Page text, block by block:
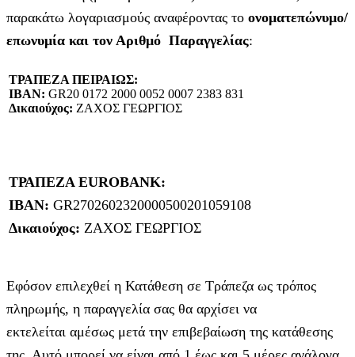
παρακάτω λογαριασμούς αναφέροντας το ονοματεπώνυμο/
επωνυμία και τον Αριθμό Παραγγελίας:
ΤΡΑΠΕΖΑ ΠΕΙΡΑΙΩΣ:
IBAN: GR20 0172 2000 0052 0007 2383 831
Δικαιούχος: ΖΑΧΟΣ ΓΕΩΡΓΙΟΣ
ΤΡΑΠΕΖΑ EUROBANK:
IBAN: GR2702602320000500201059108
Δικαιούχος: ΖΑΧΟΣ ΓΕΩΡΓΙΟΣ
Εφόσον επιλεχθεί η Κατάθεση σε Τράπεζα ως τρόπος
πληρωμής, η παραγγελία σας θα αρχίσει να
εκτελείται αμέσως μετά την επιβεβαίωση της κατάθεσης